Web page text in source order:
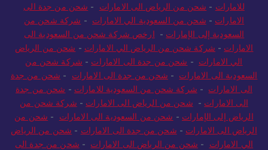
للامارات - شحن من الرياض الى الامارات - شحن من جدة الى
الامارات - شحن من السعودية الي الامارات - شركة شحن من
السعودية إلى الإمارات - ارخص شركة شحن من السعودية الى
الامارات - شركة شحن من الرياض الي الامارات - شحن من الرياض
الي الامارات - شحن من جدة الى الامارات - شركة شحن من
السعودية الى الامارات - شحن من جدة الى الامارات - شحن من جدة
الى الامارات - شركة شحن من السعودية للامارات - شحن من جدة
الى الامارات - شحن من الرياض الى الامارات - شركة شحن من
الرياض إلى الإمارات - شحن من السعودية الى الامارات - شحن من
الرياض الى الامارات - شحن من جدة الى الامارات - شحن من الرياض
الي الامارات - شحن من الرياض الى الامارات - شحن من جدة الى